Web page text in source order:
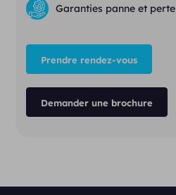
Garanties panne et perte
Prendre rendez-vous
Demander une brochure